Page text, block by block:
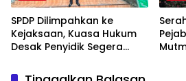
SPDP Dilimpahkan ke
Kejaksaan, Kuasa Hukum
Desak Penyidik Segera
Pengeroyokan